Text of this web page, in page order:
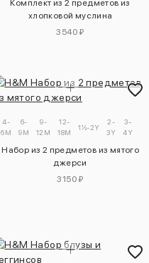
Комплект из 2 предметов из
хлопковой муслина
3540 ₽
4-
6M
6-
9M
9-
12M
12-
18M
1½-2Y
2-
3Y
3-
4Y
Набор из 2 предметов из мятого
джерси
3150 ₽